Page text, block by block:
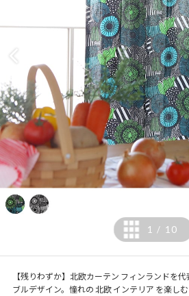
1 / 10
【残りわずか】北欧カーテン フィンランドを
ブルデザイン。憧れの 北欧 インテリア を楽し